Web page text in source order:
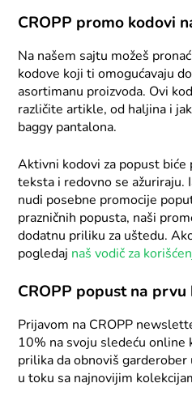
CROPP promo kodovi
Na našem sajtu možeš
kodove koji ti omogućavaju
asortimanu proizvoda. Ovi
različite artikle, od haljina i
baggy pantalona.
Aktivni kodovi za popust biće
teksta i redovno se ažuriraju.
nudi posebne promocije
prazničnih popusta, naši
dodatnu priliku za uštedu.
pogledaj naš vodič za
CROPP popust na prvu
Prijavom na CROPP
10% na svoju sledeću online
prilika da obnoviš
u toku sa najnovijim